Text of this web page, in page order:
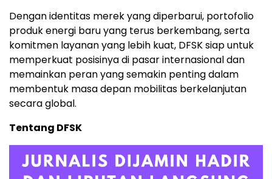
Dengan identitas merek yang diperbarui, portofolio
produk energi baru yang terus berkembang, serta
komitmen layanan yang lebih kuat, DFSK siap untuk
memperkuat posisinya di pasar internasional dan
memainkan peran yang semakin penting dalam
membentuk masa depan mobilitas berkelanjutan
secara global.
Tentang DFSK